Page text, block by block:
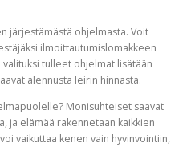
järjestämästä ohjelmasta. Voit
ilmoittautumislomakkeen
tulleet ohjelmat lisätään
alennusta leirin hinnasta.
Monisuhteiset saavat
ja elämää rakennetaan kaikkien
vaikuttaa kenen vain hyvinvointiin,